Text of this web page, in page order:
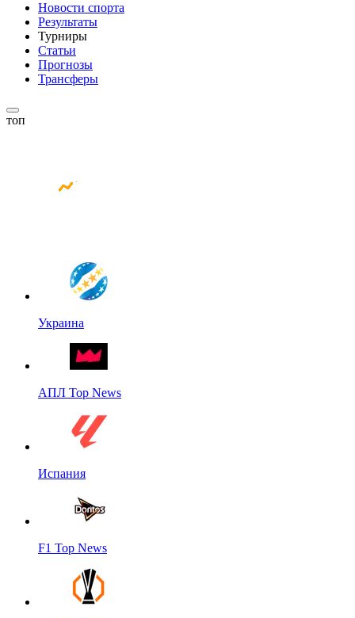
Новости спорта
Результаты
Турниры
Статьи
Прогнозы
Трансферы
топ
Украина
АПЛ Top News
Испания
F1 Top News